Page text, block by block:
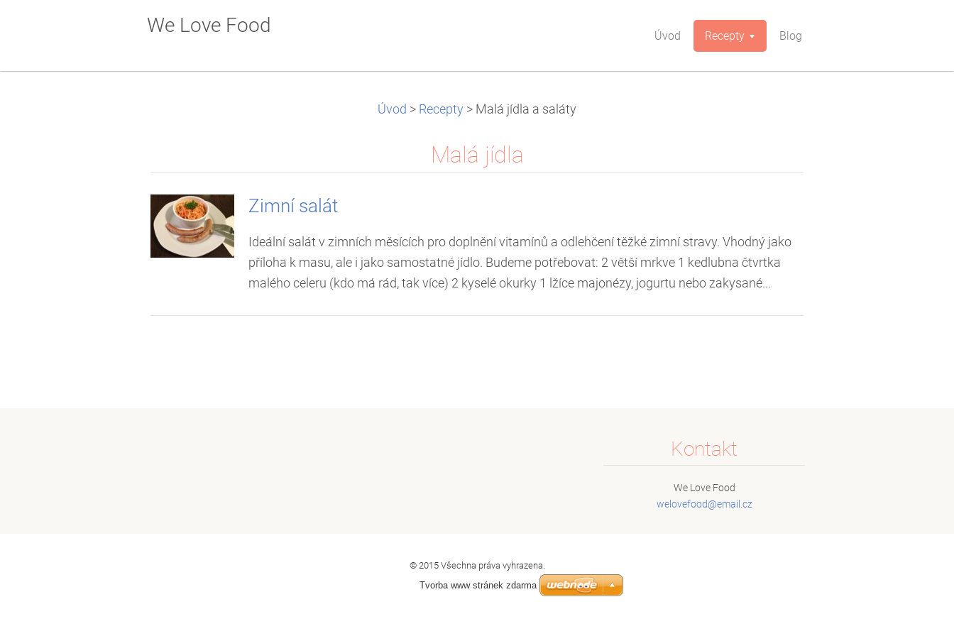
We Love Food Úvod Recepty Blog
Úvod > Recepty > Malá jídla a saláty
Malá jídla
Zimní salát
Ideální salát v zimních měsících pro doplnění vitamínů a odlehčení těžké zimní stravy. Vhodný jako
příloha k masu, ale i jako samostatné jídlo. Budeme potřebovat: 2 větší mrkve 1 kedlubna čtvrtka
malého celeru (kdo má rád, tak více) 2 kyselé okurky 1 lžíce majonézy, jogurtu nebo zakysané...
Kontakt
We Love Food
welovefood@email .cz
© 2015 Všechna práva vyhrazena.
Tvorba www stránek zdarma